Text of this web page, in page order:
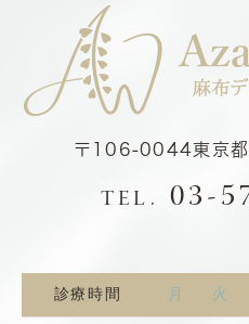
〒106-0044東京
TEL. 03-
診療時間 月 火